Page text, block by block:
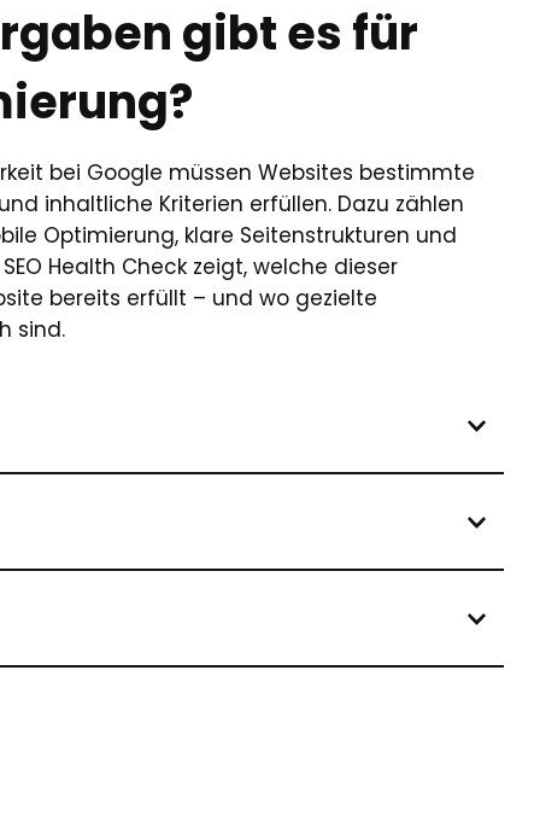
gibt es für
bei Google müssen Websites bestimmte
inhaltliche Kriterien erfüllen. Dazu zählen
Optimierung, klare Seitenstrukturen und
Health Check zeigt, welche dieser
bereits erfüllt – und wo gezielte
sind.